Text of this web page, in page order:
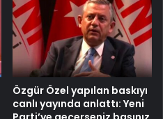
Özgür Özel yapılan baskıyı
canlı yayında anlattı: Yeni